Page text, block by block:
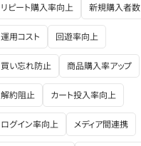
リピート購入率向上 新規購入者数
運用コスト 回遊率向上
買い忘れ防止 商品購入率アップ
解約阻止 カート投入率向上
ログイン率向上 メディア間連携